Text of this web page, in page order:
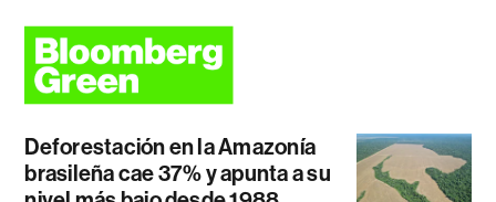
Deforestación en la Amazonía
brasileña cae 37% y apunta a su